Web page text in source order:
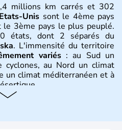
millions km carrés et 302
Etats-Unis sont le 4ème pays
3ème pays le plus peuplé.
états, dont 2 séparés du
. L'immensité du territoire
variés: au Sud un
cyclones, au Nord un climat
un climat méditerranéen et à